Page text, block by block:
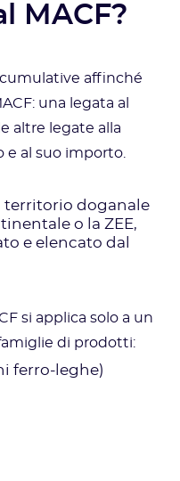
MACF?
affinché
una legata al
altre legate alla
e al suo importo.
territorio doganale
o la ZEE,
e elencato dal
si applica solo a un
di prodotti:
ferro-leghe)